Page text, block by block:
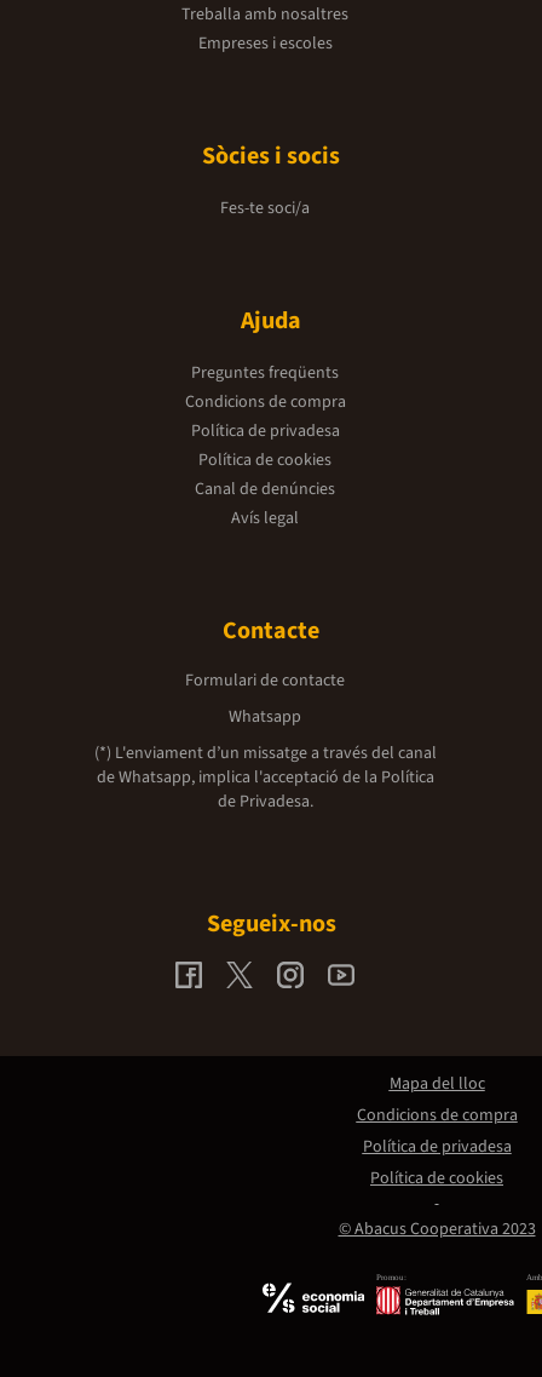
Treballa amb nosaltres
Empreses i escoles
Sòcies i socis
Fes-te soci/a
Ajuda
Preguntes freqüents
Condicions de compra
Política de privadesa
Política de cookies
Canal de denúncies
Avís legal
Contacte
Formulari de contacte
Whatsapp
(*) L'enviament d’un missatge a través del canal
de Whatsapp, implica l'acceptació de la Política
de Privadesa.
Segueix-nos
Promou:
© Abacus Cooperativa 2023
Mapa del lloc
Condicions de compra
Política de privadesa
Política de cookies